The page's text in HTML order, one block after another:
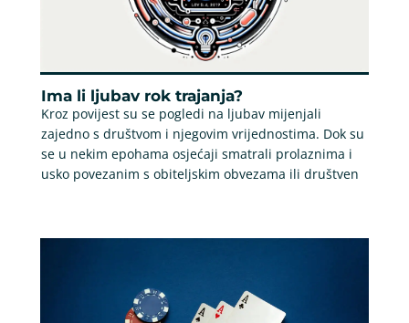
Ima li ljubav rok trajanja?
Kroz povijest su se pogledi na ljubav mijenjali
zajedno s društvom i njegovim vrijednostima. Dok su
se u nekim epohama osjećaji smatrali prolaznima i
usko povezanim s obiteljskim obvezama ili društven